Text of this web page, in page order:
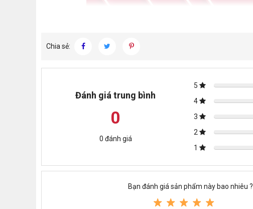
Chia sẻ:
Đánh giá trung bình
0
0 đánh giá
5
4
3
2
1
Bạn đánh giá sản phẩm này bao nhiêu ?